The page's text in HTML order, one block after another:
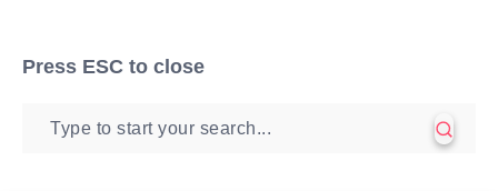
Press ESC to close